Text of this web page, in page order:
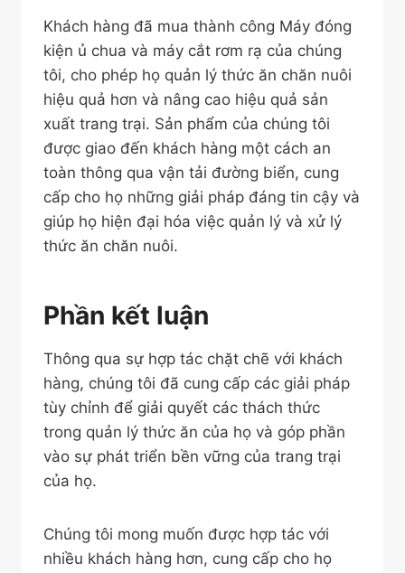
Khách hàng đã mua thành công Máy đóng
kiện ủ chua và máy cắt rơm rạ của chúng
tôi, cho phép họ quản lý thức ăn chăn nuôi
hiệu quả hơn và nâng cao hiệu quả sản
xuất trang trại. Sản phẩm của chúng tôi
được giao đến khách hàng một cách an
toàn thông qua vận tải đường biển, cung
cấp cho họ những giải pháp đáng tin cậy và
giúp họ hiện đại hóa việc quản lý và xử lý
thức ăn chăn nuôi.
Phần kết luận
Thông qua sự hợp tác chặt chẽ với khách
hàng, chúng tôi đã cung cấp các giải pháp
tùy chỉnh để giải quyết các thách thức
trong quản lý thức ăn của họ và góp phần
vào sự phát triển bền vững của trang trại
của họ.
Chúng tôi mong muốn được hợp tác với
nhiều khách hàng hơn, cung cấp cho họ